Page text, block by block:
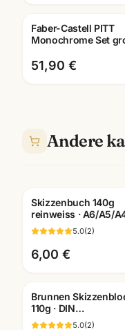
Faber-Castell PITT
Monochrome Set
Künstlerbedarf
51,90 €
Andere
Skizzenbuch 140g
reinweiss · A6/A5/
Zeichenpapier für
Studien unterwegs
5.0(2)
6,00 €
Brunnen
110g · DIN
A2/A3/A4/A5/A6
5.0(2)